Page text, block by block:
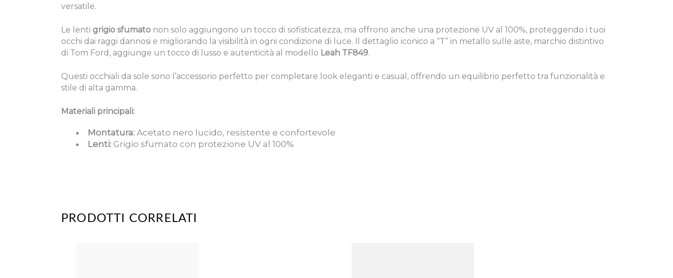
versatile.
Le lenti grigio sfumato non solo aggiungono un tocco di sofisticatezza, ma offrono anche una protezione UV al 100%, proteggendo i tuoi
occhi dai raggi dannosi e migliorando la visibilità in ogni condizione di luce. Il dettaglio iconico a “T” in metallo sulle aste, marchio distintivo
di Tom Ford, aggiunge un tocco di lusso e autenticità al modello Leah TF849.
Questi occhiali da sole sono l’accessorio perfetto per completare look eleganti e casual, offrendo un equilibrio perfetto tra funzionalità e
stile di alta gamma.
Materiali principali:
Montatura: Acetato nero lucido, resistente e confortevole
Lenti: Grigio sfumato con protezione UV al 100%
PRODOTTI CORRELATI